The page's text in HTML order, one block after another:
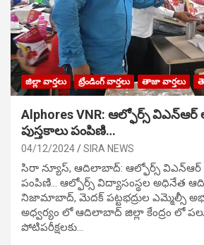
జిల్లా వార్తలు ట్రేండింగ్ వార్తలు తాజా వార్తలు
Alphores VNR: ఆల్ఫోర్స్ విఎన్ఆర్
పుస్తకాలు పంపిణి…
04/12/2024 SIRA NEWS
సిరా న్యూస్, ఆదిలాబాద్: ఆల్ఫోర్స్ విఎన్ఆర్
పంపిణి… ఆల్ఫోర్స్ విద్యాసంస్థల అధినేత
నిజామాబాద్, మెదక్ పట్టభద్రుల ఎమ్మెల్సీ
అధ్వర్యం లో ఆదిలాబాద్ జిల్లా కేంద్రం లో
పోటిప‌రీక్ష‌ల‌కు…